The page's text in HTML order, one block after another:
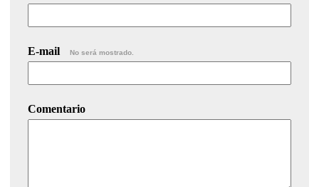
E-mail No será mostrado.
Comentario